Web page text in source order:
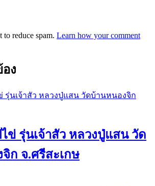
to reduce spam. Learn how your comment
ง
ข่ รุ่นเจ้าสัว หลวงปู่แสน วัด
ก จ.ศรีสะเกษ